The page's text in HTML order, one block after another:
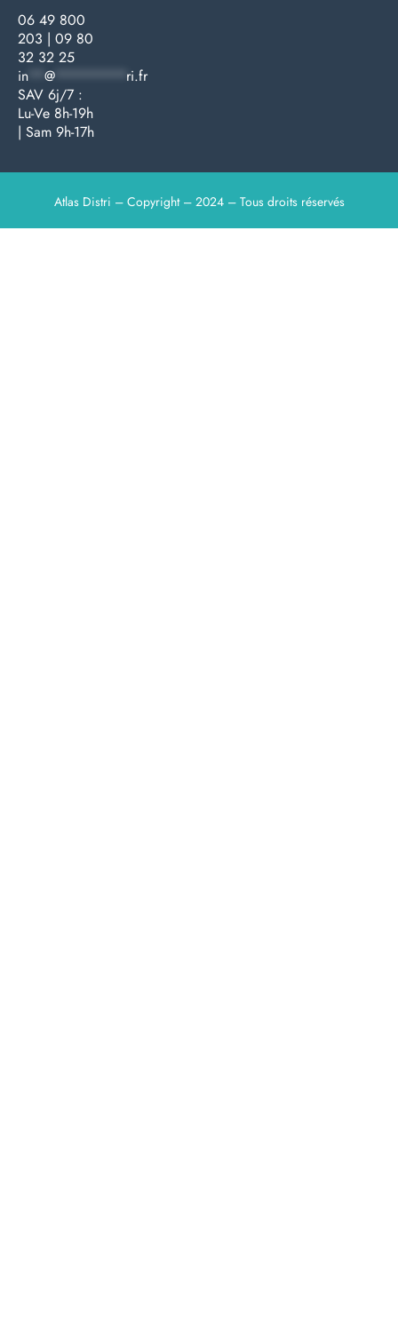
06 49 800
203 | 09 80
32 32 25
in
@
ri.fr
SAV 6j/7 :
Lu-Ve 8h-19h
| Sam 9h-17h
Atlas Distri – Copyright – 2024 – Tous droits réservés